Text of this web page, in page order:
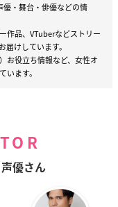
・舞台・俳優などの情
作品、VTuberなどストリー
けしています。
お役立ち情報など、女性オ
ます。
優さん